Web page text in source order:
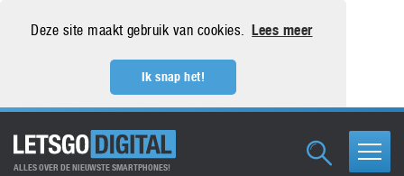
Deze site maakt gebruik van cookies. Lees meer
Ik snap het!
ALLES OVER DE NIEUWSTE SMARTPHONES!